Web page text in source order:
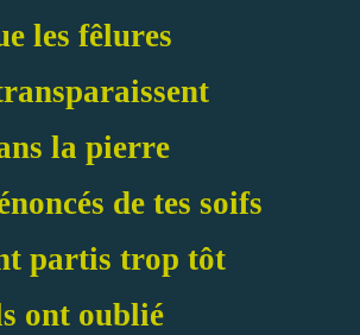
les fêlures
la pierre
de tes soifs
partis trop tôt
ont oublié